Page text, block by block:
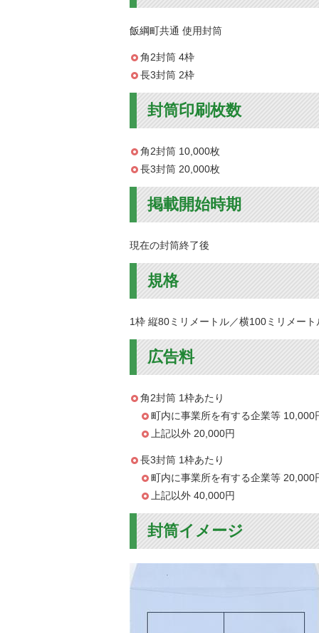
住まい・土地
環境・ゴミ
上下水道
交通・道路
安全・防犯
ペット・動物
相談窓口
飯綱町コミュニ
飯綱町共通 使用封筒
角2封筒 4枠
長3封筒 2枠
封筒印刷枚数
角2封筒 10,000枚
長3封筒 20,000枚
掲載開始時期
現在の封筒終了後
規格
1枠 縦80ミリメートル／横100ミリメート
広告料
角2封筒 1枠あたり
町内に事業所を有する企業等 10,000
上記以外 20,000円
長3封筒 1枠あたり
町内に事業所を有する企業等 20,000
上記以外 40,000円
封筒イメージ